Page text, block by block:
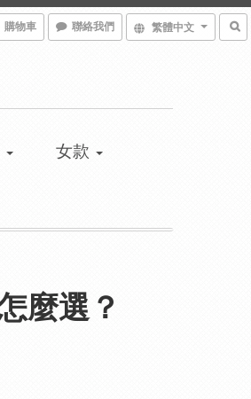
購物車 聯絡我們 繁體中文
女款
麼選？